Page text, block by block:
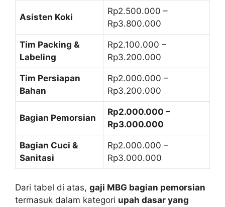
Asisten Koki
Rp2.500.000 –
Rp3.800.000
Tim Packing &
Labeling
Rp2.100.000 –
Rp3.200.000
Tim Persiapan
Bahan
Rp2.000.000 –
Rp3.200.000
Bagian Pemorsian
Rp2.000.000 –
Rp3.000.000
Bagian Cuci &
Sanitasi
Rp2.000.000 –
Rp3.000.000
Dari tabel di atas, gaji MBG bagian pemorsian
termasuk dalam kategori upah dasar yang